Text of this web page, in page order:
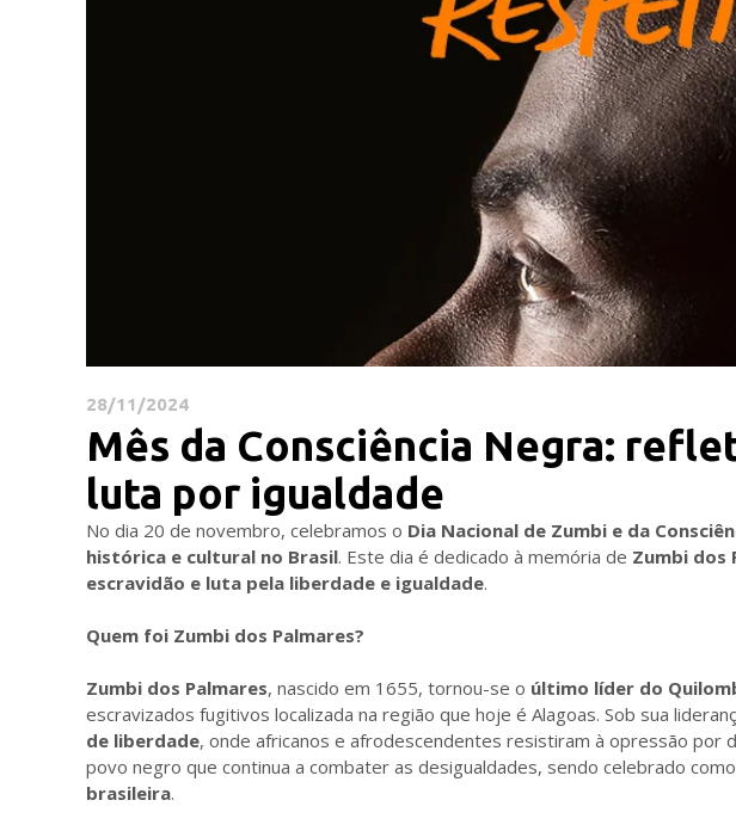
28/11/2024
Mês da Consciência Negra:
luta por igualdade
No dia 20 de novembro, celebramos o Dia Nacional de Zumbi e da
histórica e cultural no Brasil. Este dia é dedicado à memória de Zumbi dos
escravidão e luta pela liberdade e igualdade.
Quem foi Zumbi dos Palmares?
Zumbi dos Palmares, nascido em 1655, tornou-se o último líder do
escravizados fugitivos localizada na região que hoje é Alagoas. Sob sua
de liberdade, onde africanos e afrodescendentes resistiram à opressão por
povo negro que continua a combater as desigualdades, sendo celebrado como
brasileira.